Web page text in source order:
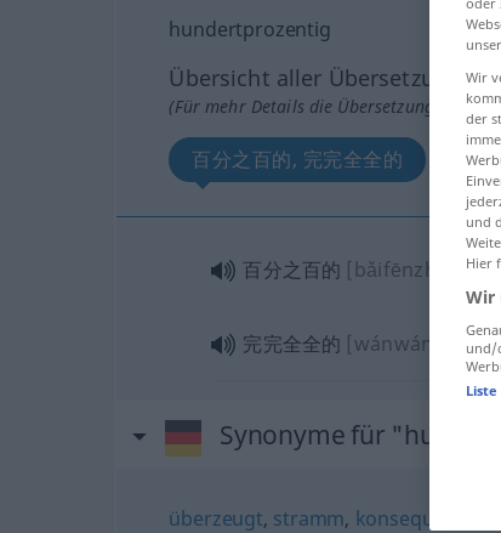
hundertprozentig
Übersicht aller Übersetzungen
(Für mehr Details die Übersetzung
百分之百的, 完完全全的
百分之百的
完完全全的 [wánwán
Synonyme für
überzeugt, stramm, konsequent
Wir
der
und
Hier
Wir
und/